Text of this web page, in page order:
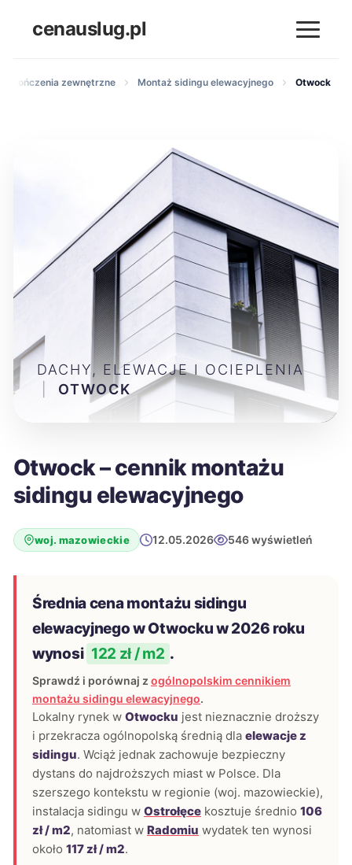
cenauslug.pl
zewnętrzne Montaż sidingu elewacyjnego Otwock
Otwock – cennik montażu
sidingu elewacyjnego
woj. mazowieckie 12.05.2026 546 wyświetleń
Średnia cena montażu sidingu
elewacyjnego w Otwocku w 2026 roku
wynosi 122 zł / m2 .
Sprawdź i porównaj z ogólnopolskim cennikiem
montażu sidingu elewacyjnego.
Lokalny rynek w Otwocku jest nieznacznie droższy
i przekracza ogólnopolską średnią dla elewacje z
sidingu. Wciąż jednak zachowuje bezpieczny
dystans do najdroższych miast w Polsce. Dla
szerszego kontekstu w regionie (woj. mazowieckie),
instalacja sidingu w Ostrołęce kosztuje średnio 106
zł / m2, natomiast w Radomiu wydatek ten wynosi
około 117 zł / m2.
DACHY, ELEWACJE I OCIEPLENIA
OTWOCK